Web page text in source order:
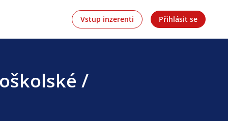
Vstup inzerenti Přihlásit se
/